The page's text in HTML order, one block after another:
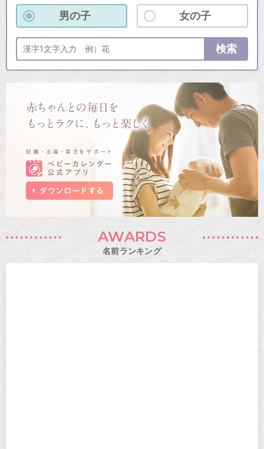
男の子 女の子
検索
AWARDS
名前ランキング